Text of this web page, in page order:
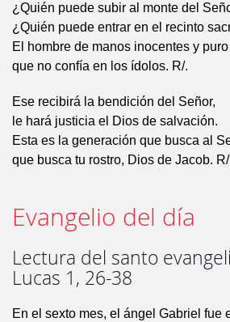
¿Quién puede subir al monte del
¿Quién puede entrar en el recinto
El hombre de manos inocentes y
que no confía en los ídolos. R/.
Ese recibirá la bendición del Señor,
le hará justicia el Dios de salvación.
Esta es la generación que busca al
que busca tu rostro, Dios de Jacob.
Evangelio del día
Lectura del santo
Lucas 1, 26-38
En el sexto mes, el ángel Gabriel fue